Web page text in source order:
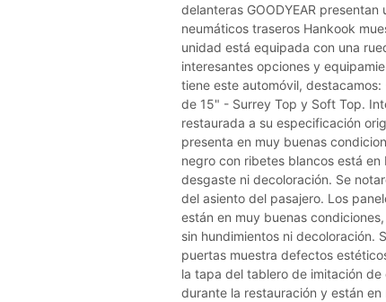
delanteras GOODYEAR
neumáticos traseros Hankook
unidad está equipada con una
interesantes opciones y
tiene este automóvil,
de 15" - Surrey Top y Soft Top.
restaurada a su especificación
presenta en muy buenas
negro con ribetes blancos está
desgaste ni decoloración. Se
del asiento del pasajero. Los
están en muy buenas
sin hundimientos ni decoloración.
puertas muestra defectos
la tapa del tablero de imitación
durante la restauración y están